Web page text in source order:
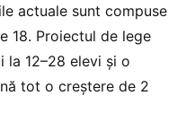
actuale sunt compuse
18. Proiectul de lege
la 12–28 elevi și o
tot o creștere de 2